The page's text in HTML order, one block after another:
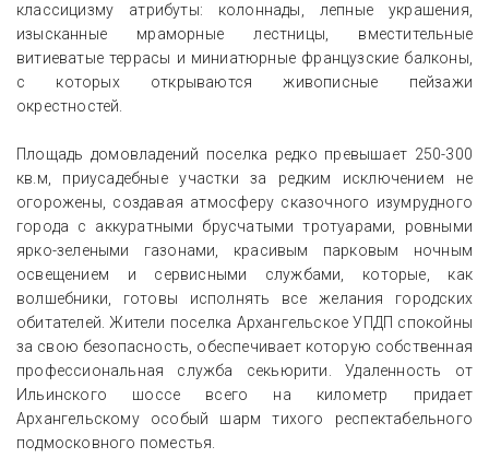
классицизму атрибуты: колоннады, лепные украшения,
изысканные мраморные лестницы, вместительные
витиеватые террасы и миниатюрные французские балконы,
с которых открываются живописные пейзажи
окрестностей.
Площадь домовладений поселка редко превышает 250-300
кв.м, приусадебные участки за редким исключением не
огорожены, создавая атмосферу сказочного изумрудного
города с аккуратными брусчатыми тротуарами, ровными
ярко-зелеными газонами, красивым парковым ночным
освещением и сервисными службами, которые, как
волшебники, готовы исполнять все желания городских
обитателей. Жители поселка Архангельское УПДП спокойны
за свою безопасность, обеспечивает которую собственная
профессиональная служба секьюрити. Удаленность от
Ильинского шоссе всего на километр придает
Архангельскому особый шарм тихого респектабельного
подмосковного поместья.